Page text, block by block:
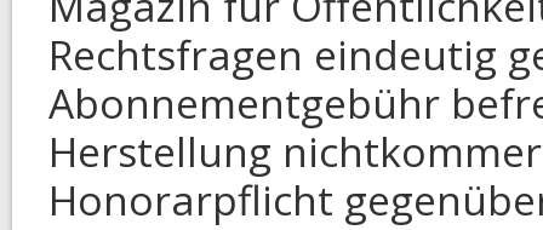
Rechtsfragen eindeutig
Abonnementgebühr
Herstellung
Honorarpflicht